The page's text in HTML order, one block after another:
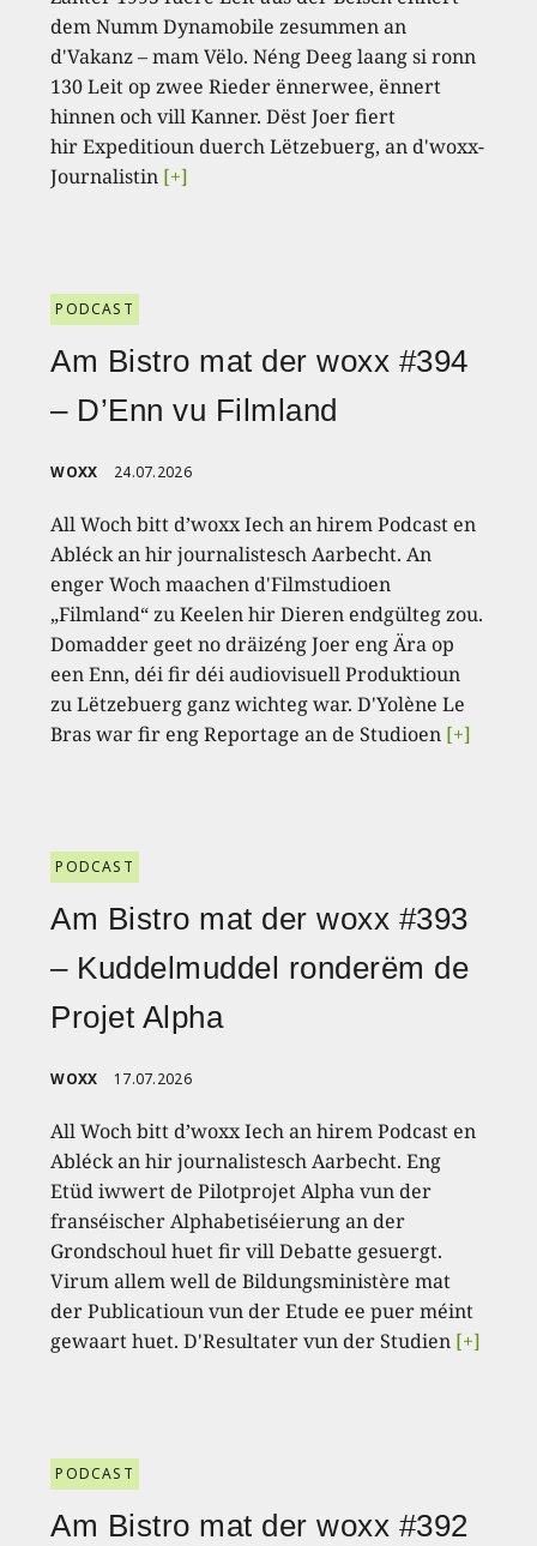
dem Numm Dynamobile zesummen an
d'Vakanz – mam Vëlo. Néng Deeg laang si ronn
130 Leit op zwee Rieder ënnerwee, ënnert
hinnen och vill Kanner. Dëst Joer fiert
hir Expeditioun duerch Lëtzebuerg, an d'woxx-
Journalistin [+]
PODCAST
Am Bistro mat der woxx #394
– D’Enn vu Filmland
WOXX 24.07.2026
All Woch bitt d’woxx Iech an hirem Podcast en
Abléck an hir journalistesch Aarbecht. An
enger Woch maachen d'Filmstudioen
„Filmland“ zu Keelen hir Dieren endgülteg zou.
Domadder geet no dräizéng Joer eng Ära op
een Enn, déi fir déi audiovisuell Produktioun
zu Lëtzebuerg ganz wichteg war. D'Yolène Le
Bras war fir eng Reportage an de Studioen [+]
PODCAST
Am Bistro mat der woxx #393
– Kuddelmuddel ronderëm de
Projet Alpha
WOXX 17.07.2026
All Woch bitt d’woxx Iech an hirem Podcast en
Abléck an hir journalistesch Aarbecht. Eng
Etüd iwwert de Pilotprojet Alpha vun der
franséischer Alphabetiséierung an der
Grondschoul huet fir vill Debatte gesuergt.
Virum allem well de Bildungsministère mat
der Publicatioun vun der Etude ee puer méint
gewaart huet. D'Resultater vun der Studien [+]
PODCAST
Am Bistro mat der woxx #392